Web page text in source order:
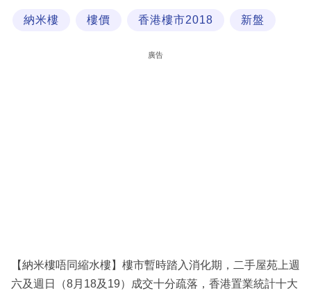
區
納米樓 樓價 香港樓市2018 新盤
廣告
【納米樓唔同縮水樓】樓市暫時踏入消化期，二手屋苑上週
六及週日（8月18及19）成交十分疏落，香港置業統計十大